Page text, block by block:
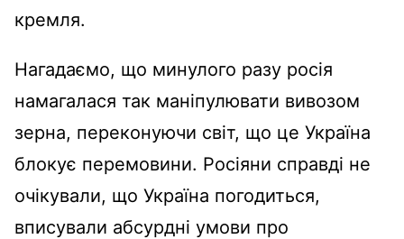
кремля.
Нагадаємо, що минулого разу росія
намагалася так маніпулювати вивозом
зерна, переконуючи світ, що це Україна
блокує перемовини. Росіяни справді не
очікували, що Україна погодиться,
вписували абсурдні умови про